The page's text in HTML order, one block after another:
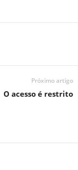
Próximo artigo
O acesso é restrito